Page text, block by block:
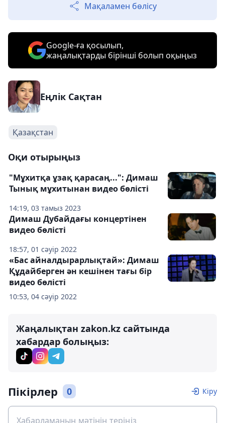
Мақаламен бөлісу
Google-ға қосылып,
жаңалықтарды бірінші болып оқыңыз
Еңлік Сақтан
Қазақстан
Оқи отырыңыз
14:19, 03 тамыз 2023
"Мұхитқа ұзақ қарасаң...": Димаш
Тынық мұхитынан видео бөлісті
18:57, 01 сәуір 2022
Димаш Дубайдағы концертінен
видео бөлісті
10:53, 04 сәуір 2022
«Бас айналдырарлықтай»: Димаш
Құдайберген ән кешінен тағы бір
видео бөлісті
Жаңалықтан zakon.kz сайтында
хабардар болыңыз:
Пікірлер 0 Кіру